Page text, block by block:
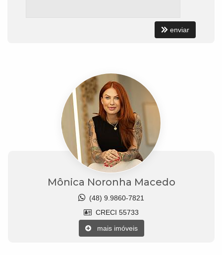
enviar
Mônica Noronha Macedo
(48) 9.9860-7821
CRECI 55733
mais imóveis